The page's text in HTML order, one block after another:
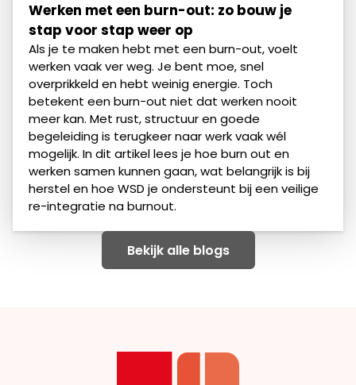
Werken met een burn-out: zo bouw je
stap voor stap weer op
Als je te maken hebt met een burn-out, voelt
werken vaak ver weg. Je bent moe, snel
overprikkeld en hebt weinig energie. Toch
betekent een burn-out niet dat werken nooit
meer kan. Met rust, structuur en goede
begeleiding is terugkeer naar werk vaak wél
mogelijk. In dit artikel lees je hoe burn out en
werken samen kunnen gaan, wat belangrijk is bij
herstel en hoe WSD je ondersteunt bij een veilige
re-integratie na burnout.
Bekijk alle blogs